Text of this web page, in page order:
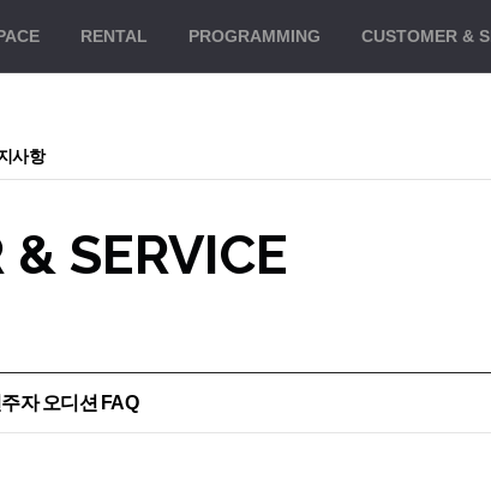
RENTAL PROGRAMMING CUSTOMER &
사항
SERVICE
자 오디션 FAQ